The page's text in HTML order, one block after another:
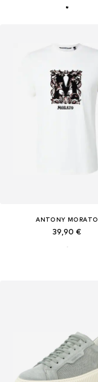
ANTONY MORATO
39,90 €